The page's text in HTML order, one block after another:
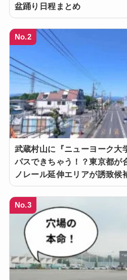
盆踊り日程まとめ
No.2
武蔵村山に『ニューヨーク大
パスできちゃう！？東京都が
ノレール延伸エリアが誘致候
No.3